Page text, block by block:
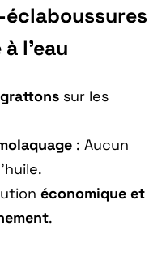
éclaboussures
l’eau
sur les
: Aucun
économique et
.